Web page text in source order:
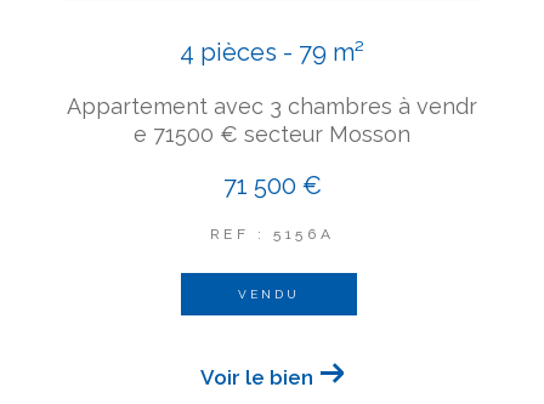
4 pièces - 79 m²
Appartement avec 3 chambres à vendr
e 71500 € secteur Mosson
71 500 €
REF : 5156A
VENDU
Voir le bien